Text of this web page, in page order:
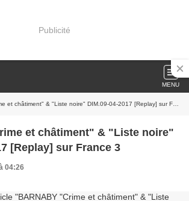
Publicité
MENU
et châtiment" & "Liste noire" DIM.09-04-2017 [Replay] sur France 3
et châtiment" & "Liste noire"
[Replay] sur France 3
04:26